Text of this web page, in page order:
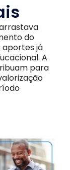
do
já
A
para